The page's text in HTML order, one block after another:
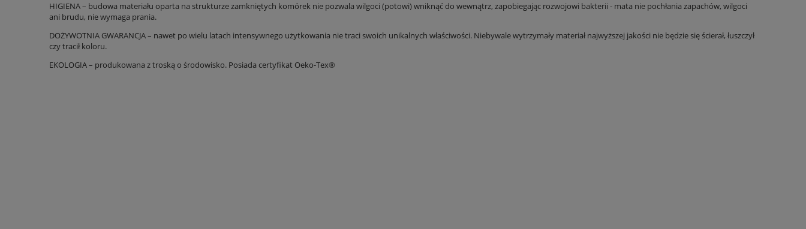
HIGIENA – budowa materiału oparta na strukturze zamkniętych komórek nie pozwala wilgoci (potowi) wniknąć do wewnątrz, zapobiegając rozwojowi bakterii - mata nie pochłania zapachów, wilgoci
ani brudu, nie wymaga prania.
DOŻYWOTNIA GWARANCJA – nawet po wielu latach intensywnego użytkowania nie traci swoich unikalnych właściwości. Niebywale wytrzymały materiał najwyższej jakości nie będzie się ścierał, łuszczył
czy tracił koloru.
EKOLOGIA – produkowana z troską o środowisko. Posiada certyfikat Oeko-Tex®